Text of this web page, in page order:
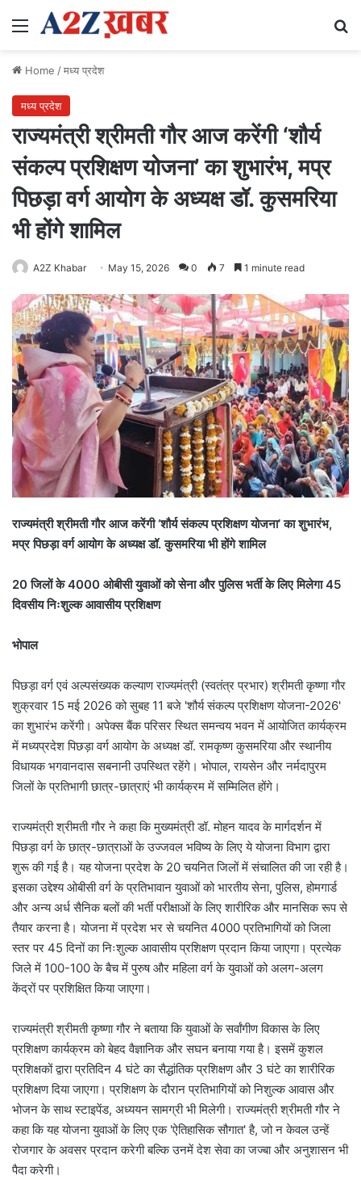
Menu
Home /मध्य प्रदेश
मध्य प्रदेश
राज्यमंत्री श्रीमती गौर आज करेंगी ‘शौर्य
संकल्प प्रशिक्षण योजना’ का शुभारंभ, मप्र
पिछड़ा वर्ग आयोग के अध्यक्ष डॉ. कुसमरिया
भी होंगे शामिल
A2Z Khabar May 15, 2026 0 7 1 minute read
राज्यमंत्री श्रीमती गौर आज करेंगी ‘शौर्य संकल्प प्रशिक्षण योजना’ का शुभारंभ,
मप्र पिछड़ा वर्ग आयोग के अध्यक्ष डॉ. कुसमरिया भी होंगे शामिल
20 जिलों के 4000 ओबीसी युवाओं को सेना और पुलिस भर्ती के लिए मिलेगा 45
दिवसीय निःशुल्क आवासीय प्रशिक्षण
भोपाल
पिछड़ा वर्ग एवं अल्पसंख्यक कल्याण राज्यमंत्री (स्वतंत्र प्रभार) श्रीमती कृष्णा गौर
शुक्रवार 15 मई 2026 को सुबह 11 बजे 'शौर्य संकल्प प्रशिक्षण योजना-2026'
का शुभारंभ करेंगी। अपेक्स बैंक परिसर स्थित समन्वय भवन में आयोजित कार्यक्रम
में मध्यप्रदेश पिछड़ा वर्ग आयोग के अध्यक्ष डॉ. रामकृष्ण कुसमरिया और स्थानीय
विधायक भगवानदास सबनानी उपस्थित रहेंगे। भोपाल, रायसेन और नर्मदापुरम
जिलों के प्रतिभागी छात्र-छात्राएं भी कार्यक्रम में सम्मिलित होंगे।
राज्यमंत्री श्रीमती गौर ने कहा कि मुख्यमंत्री डॉ. मोहन यादव के मार्गदर्शन में
पिछड़ा वर्ग के छात्र-छात्राओं के उज्जवल भविष्य के लिए ये योजना विभाग द्वारा
शुरू की गई है। यह योजना प्रदेश के 20 चयनित जिलों में संचालित की जा रही है।
इसका उद्देश्य ओबीसी वर्ग के प्रतिभावान युवाओं को भारतीय सेना, पुलिस, होमगार्ड
और अन्य अर्ध सैनिक बलों की भर्ती परीक्षाओं के लिए शारीरिक और मानसिक रूप से
तैयार करना है। योजना में प्रदेश भर से चयनित 4000 प्रतिभागियों को जिला
स्तर पर 45 दिनों का निःशुल्क आवासीय प्रशिक्षण प्रदान किया जाएगा। प्रत्येक
जिले में 100-100 के बैच में पुरुष और महिला वर्ग के युवाओं को अलग-अलग
केंद्रों पर प्रशिक्षित किया जाएगा।
राज्यमंत्री श्रीमती कृष्णा गौर ने बताया कि युवाओं के सर्वांगीण विकास के लिए
प्रशिक्षण कार्यक्रम को बेहद वैज्ञानिक और सघन बनाया गया है। इसमें कुशल
प्रशिक्षकों द्वारा प्रतिदिन 4 घंटे का सैद्धांतिक प्रशिक्षण और 3 घंटे का शारीरिक
प्रशिक्षण दिया जाएगा। प्रशिक्षण के दौरान प्रतिभागियों को निशुल्क आवास और
भोजन के साथ स्टाइपेंड, अध्ययन सामग्री भी मिलेगी। राज्यमंत्री श्रीमती गौर ने
कहा कि यह योजना युवाओं के लिए एक 'ऐतिहासिक सौगात' है, जो न केवल उन्हें
रोजगार के अवसर प्रदान करेगी बल्कि उनमें देश सेवा का जज्बा और अनुशासन भी
पैदा करेगी।